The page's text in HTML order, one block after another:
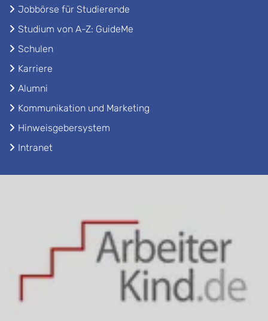
Jobbörse für Studierende
Studium von A-Z: GuideMe
Schulen
Karriere
Alumni
Kommunikation und Marketing
Hinweisgebersystem
Intranet